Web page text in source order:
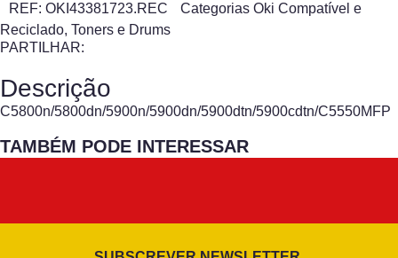
REF: OKI43381723.REC Categorias Oki Compatível e
Reciclado, Toners e Drums
PARTILHAR:
Descrição
C5800n/5800dn/5900n/5900dn/5900dtn/5900cdtn/C5550MFP
TAMBÉM PODE INTERESSAR